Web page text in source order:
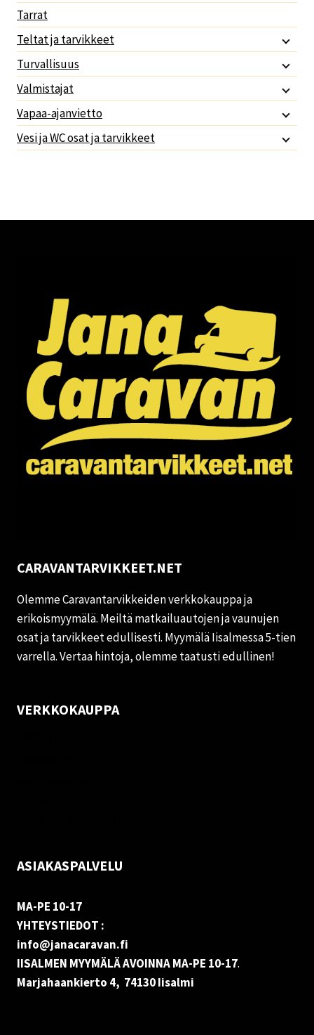
Tarrat
Teltat ja tarvikkeet
Turvallisuus
Valmistajat
Vapaa-ajanvietto
Vesi ja WC osat ja tarvikkeet
CARAVANTARVIKKEET.NET
Olemme Caravantarvikkeiden verkkokauppa ja
erikoismyymälä. Meiltä matkailuautojen ja vaunujen
osat ja tarvikkeet edullisesti. Myymälä Iisalmessa 5-tien
varrella. Vertaa hintoja, olemme taatusti edullinen!
VERKKOKAUPPA
ASIAKASPALVELU
MA-PE 10-17
YHTEYSTIEDOT :
info@janacaravan.fi
IISALMEN MYYMÄLÄ AVOINNA MA-PE 10-17.
Marjahaankierto 4, 74130 Iisalmi